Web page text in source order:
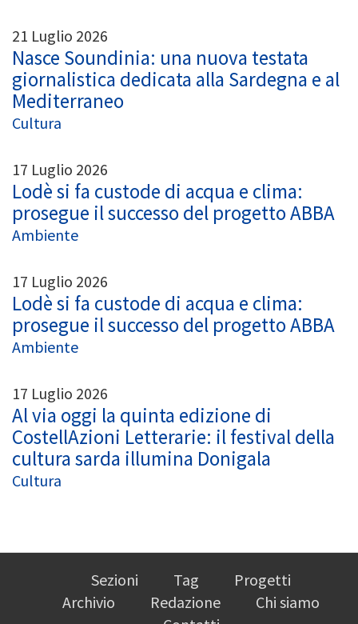
21 Luglio 2026
Nasce Soundinia: una nuova testata
giornalistica dedicata alla Sardegna e al
Mediterraneo
Cultura
17 Luglio 2026
Lodè si fa custode di acqua e clima:
prosegue il successo del progetto ABBA
Ambiente
17 Luglio 2026
Lodè si fa custode di acqua e clima:
prosegue il successo del progetto ABBA
Ambiente
17 Luglio 2026
Al via oggi la quinta edizione di
CostellAzioni Letterarie: il festival della
cultura sarda illumina Donigala
Cultura
Sezioni Tag
Progetti
Archivio
Redazione
Chi siamo